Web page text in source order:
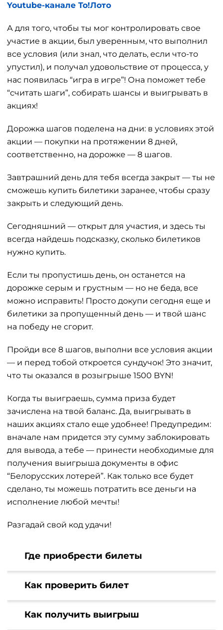
Youtube-канале То!Лото
А для того, чтобы ты мог контролировать свое
участие в акции, был уверенным, что выполнил
все условия (или знал, что делать, если что-то
упустил), и получал удовольствие от процесса, у
нас появилась “игра в игре”! Она поможет тебе
“считать шаги”, собирать шансы и выигрывать в
акциях!
Дорожка шагов поделена на дни: в условиях этой
акции — покупки на протяжении 8 дней,
соответственно, на дорожке — 8 шагов.
Завтрашний день для тебя всегда закрыт — ты не
сможешь купить билетики заранее, чтобы сразу
закрыть и следующий день.
Сегодняшний — открыт для участия, и здесь ты
всегда найдешь подсказку, сколько билетиков
нужно купить.
Если ты пропустишь день, он останется на
дорожке серым и грустным — но не беда, все
можно исправить! Просто докупи сегодня еще и
билетики за пропущенный день — и твой шанс
на победу не сгорит.
Пройди все 8 шагов, выполни все условия акции
— и перед тобой откроется сундучок! Это значит,
что ты оказался в розыгрыше 1500 BYN!
Когда ты выиграешь, сумма приза будет
зачислена на твой баланс. Да, выигрывать в
наших акциях стало еще удобнее! Предупредим:
вначале нам придется эту сумму заблокировать
для вывода, а тебе — принести необходимые для
получения выигрыша документы в офис
“Белорусских лотерей”. Как только все будет
сделано, ты можешь потратить все деньги на
исполнение любой мечты!
Разгадай свой код удачи!
Где приобрести билеты
Как проверить билет
Как получить выигрыш